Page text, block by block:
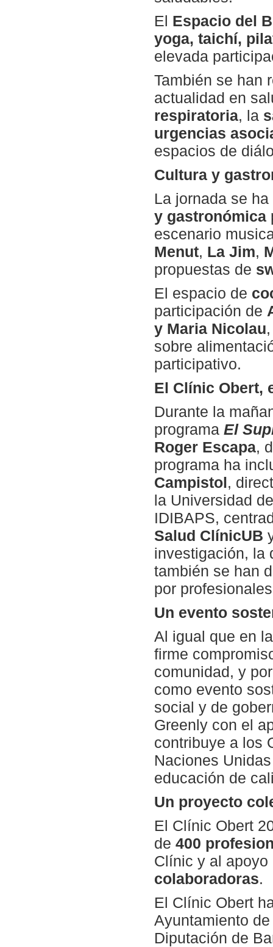
El Espacio del
yoga, taichí,
elevada
También se han
actualidad en
respiratoria, la
urgencias
espacios de
Cultura y
La jornada se
y gastronómica
escenario
Menut, La Jim,
propuestas de
El espacio de
participación de
y Maria Nicolau
sobre
participativo.
El Clínic Obert,
Durante la
programa El
Roger Escapa,
programa ha
Campistol ,
la Universidad
IDIBAPS,
Salud ClínicUB
investigación, la
también se han
por
Un evento
Al igual que en
firme
comunidad, y
como evento
social y de
Greenly con el
contribuye a los
Naciones
educación de
Un proyecto
El Clínic Obert
de 400
Clínic y al
colaboradoras.
El Clínic Obert
Ayuntamiento
Diputación de